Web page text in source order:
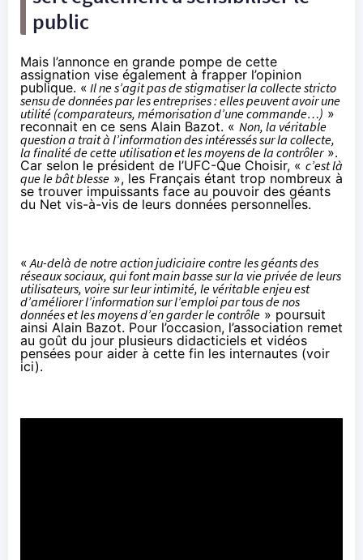
public
Mais l’annonce en grande pompe de cette
assignation vise également à frapper l’opinion
publique. « Il ne s’agit pas de stigmatiser la collecte stricto
sensu de données par les entreprises : elles peuvent avoir une
utilité (comparateurs, mémorisation d’une commande…) »
reconnait en ce sens Alain Bazot. « Non, la véritable
question a trait à l’information des intéressés sur la collecte,
la finalité de cette utilisation et les moyens de la contrôler».
Car selon le président de l’UFC-Que Choisir, « c’est là
que le bât blesse », les Français étant trop nombreux à
se trouver impuissants face au pouvoir des géants
du Net vis-à-vis de leurs données personnelles.
«Au-delà de notre action judiciaire contre les géants des
réseaux sociaux, qui font main basse sur la vie privée de leurs
utilisateurs, voire sur leur intimité, le véritable enjeu est
d’améliorer l’information sur l’emploi par tous de nos
données et les moyens d’en garder le contrôle » poursuit
ainsi Alain Bazot. Pour l’occasion, l’association remet
au goût du jour plusieurs didacticiels et vidéos
pensées pour aider à cette fin les internautes (voir
ici).